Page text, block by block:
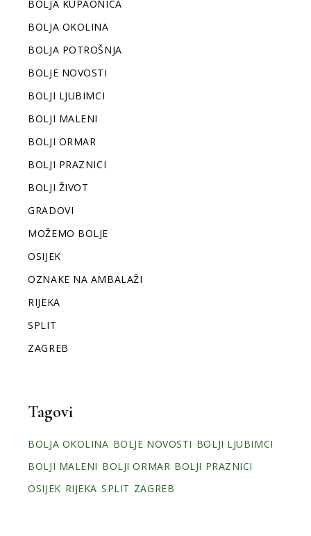
BOLJA KUPAONICA
BOLJA OKOLINA
BOLJA POTROŠNJA
BOLJE NOVOSTI
BOLJI LJUBIMCI
BOLJI MALENI
BOLJI ORMAR
BOLJI PRAZNICI
BOLJI ŽIVOT
GRADOVI
MOŽEMO BOLJE
OSIJEK
OZNAKE NA AMBALAŽI
RIJEKA
SPLIT
ZAGREB
Tagovi
BOLJA OKOLINA BOLJE NOVOSTI BOLJI LJUBIMCI
BOLJI MALENI BOLJI ORMAR BOLJI PRAZNICI
OSIJEK RIJEKA SPLIT ZAGREB